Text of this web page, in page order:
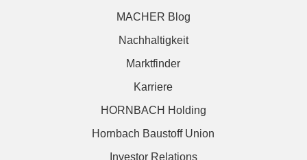
MACHER Blog
Nachhaltigkeit
Marktfinder
Karriere
HORNBACH Holding
Hornbach Baustoff Union
Investor Relations